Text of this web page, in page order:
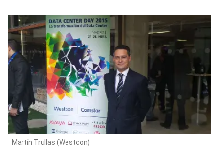
Martín Trullas (Westcon)